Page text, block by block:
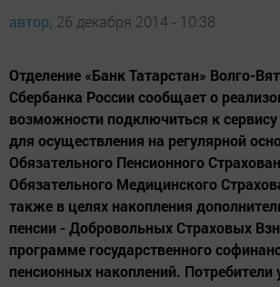
автор, 26 декабря 2014 - 10:38
Отделение «Банк Татарстан» Волго-
Сбербанка России сообщает о
возможности подключиться к
для осуществления на регулярной
Обязательного Пенсионного
Обязательного Медицинского
также в целях накопления
пенсии - Добровольных Страховых
программе государственного
пенсионных накоплений. Потребители